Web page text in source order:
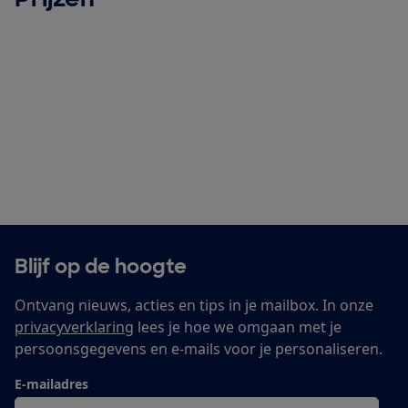
Blijf op de hoogte
Ontvang nieuws, acties en tips in je mailbox. In onze
privacyverklaring lees je hoe we omgaan met je
persoonsgegevens en e-mails voor je personaliseren.
E-mailadres